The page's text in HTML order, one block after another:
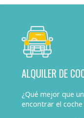
ALQUILER DE
¿Qué mejor que
encontrar el